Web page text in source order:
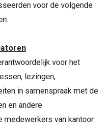
voor de volgende
voor het
lezingen,
in samenspraak met de
en andere
medewerkers van kantoor